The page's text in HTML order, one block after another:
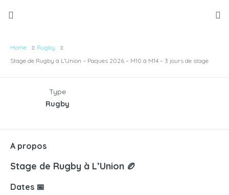
Home
Rugby
Stage de Rugby à L’Union – Paques 2026 – M10 à M14 – 3 jours de stage
Type
Rugby
A propos
Stage de Rugby à L’Union 🏉
Dates 📅